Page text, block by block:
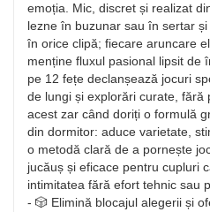
emoția. Mic, discret și realizat
lezne în buzunar sau în sertar
în orice clipă; fiecare aruncare
menține fluxul pasional lipsit de
pe 12 fețe declanșează jocuri
de lungi și explorări curate, fără
acest zar când doriți o formulă
din dormitor: aduce varietate,
o metodă clară de a pornește
jucăuș și eficace pentru cupluri
intimitatea fără efort tehnic sau
- 🎲 Elimină blocajul alegerii și